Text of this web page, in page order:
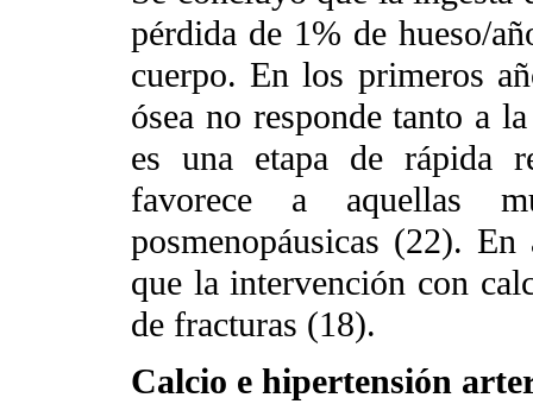
pérdida de 1% de hueso/
cuerpo. En los primeros
ósea no responde tanto a
es una etapa de rápida
favorece a aquellas
posmenopáusicas (22).
que la intervención con
de fracturas (18).
Calcio e hipertensión